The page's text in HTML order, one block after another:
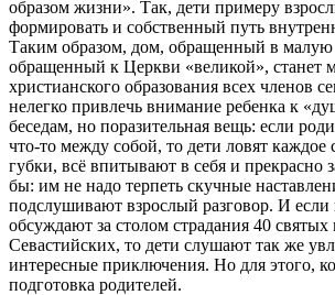
образом жизни». Так, дети примеру
формировать и собственный путь
Таким образом, дом, обращенный в малую
обращенный к Церкви «великой», станет
христианского образования всех членов
нелегко привлечь внимание ребенка к
беседам, но поразительная вещь: если
что-то между собой, то дети ловят каждое
губки, всё впитывают в себя и прекрасно
бы: им не надо терпеть скучные
подслушивают взрослый разговор. И если
обсуждают за столом страдания 40 святых
Севастийских, то дети слушают так же
интересные приключения. Но для этого,
подготовка родителей.